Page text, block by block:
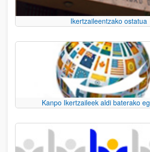
Ikertzaileentzako ostatua
Kanpo Ikertzaileek aldi baterako